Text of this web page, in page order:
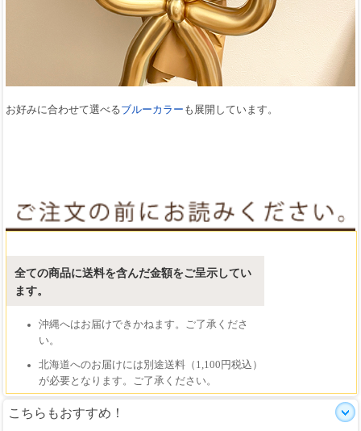
お好みに合わせて選べるブルーカラー も展開しています。
こちらもおすすめ！